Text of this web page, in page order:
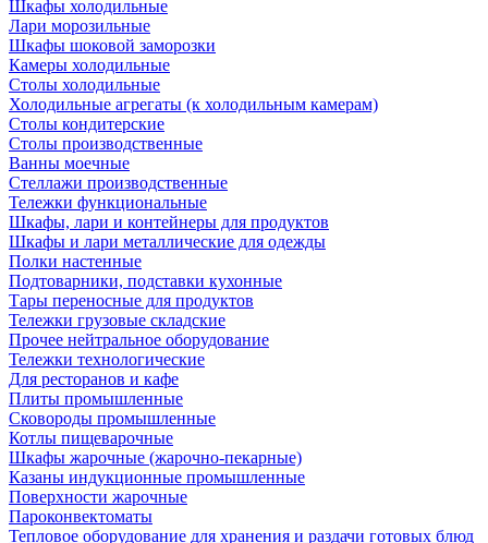
Шкафы холодильные
Лари морозильные
Шкафы шоковой заморозки
Камеры холодильные
Столы холодильные
Холодильные агрегаты (к холодильным камерам)
Столы кондитерские
Столы производственные
Ванны моечные
Стеллажи производственные
Тележки функциональные
Шкафы, лари и контейнеры для продуктов
Шкафы и лари металлические для одежды
Полки настенные
Подтоварники, подставки кухонные
Тары переносные для продуктов
Тележки грузовые складские
Прочее нейтральное оборудование
Тележки технологические
Для ресторанов и кафе
Плиты промышленные
Сковороды промышленные
Котлы пищеварочные
Шкафы жарочные (жарочно-пекарные)
Казаны индукционные промышленные
Поверхности жарочные
Пароконвектоматы
Тепловое оборудование для хранения и раздачи готовых блюд